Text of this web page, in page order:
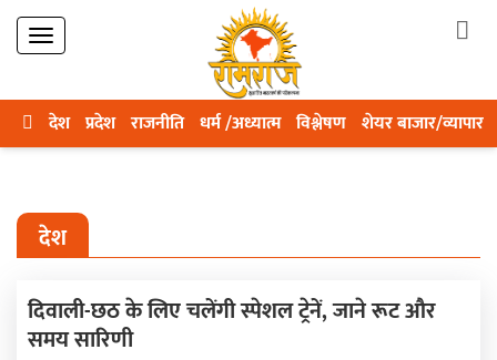
देश प्रदेश राजनीति धर्म /अध्यात्म विश्लेषण शेयर बाजार/व्यापार
देश
दिवाली-छठ के लिए चलेंगी स्पेशल ट्रेनें, जाने रूट और
समय सारिणी